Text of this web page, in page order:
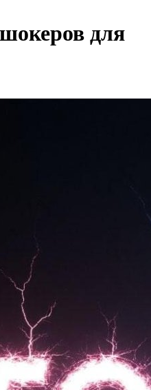
для